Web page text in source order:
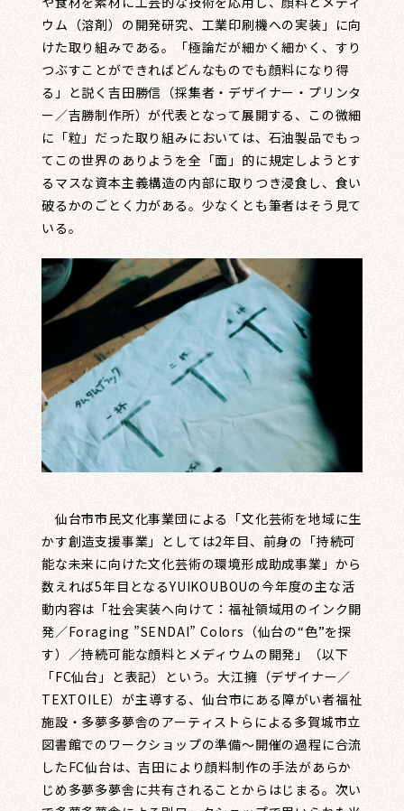
ウム（溶剤）の開発研究、工業印刷機への実装」に向
けた取り組みである。「極論だが細かく細かく、すり
つぶすことができればどんなものでも顔料になり得
る」と説く吉田勝信（採集者・デザイナー・プリンタ
ー／吉勝制作所）が代表となって展開する、この微細
に「粒」だった取り組みにおいては、石油製品でもっ
てこの世界のありようを全「面」的に規定しようとす
るマスな資本主義構造の内部に取りつき浸食し、食い
破るかのごとく力がある。少なくとも筆者はそう見て
いる。
仙台市市民文化事業団による「文化芸術を地域に生
かす創造支援事業」としては2年目、前身の「持続可
能な未来に向けた文化芸術の環境形成助成事業」から
数えれば5年目となるYUIKOUBOUの今年度の主な活
動内容は「社会実装へ向けて：福祉領域用のインク開
発／Foraging ”SENDAI” Colors（仙台の“色”を探
す）／持続可能な顔料とメディウムの開発」（以下
「FC仙台」と表記）という。大江擁（デザイナー／
TEXTOILE）が主導する、仙台市にある障がい者福祉
施設・多夢多夢舎のアーティストらによる多賀城市立
図書館でのワークショップの準備～開催の過程に合流
したFC仙台は、吉田により顔料制作の手法があらか
じめ多夢多夢舎に共有されることからはじまる。次い